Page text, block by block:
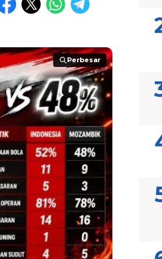
Perbesar
Perbesar